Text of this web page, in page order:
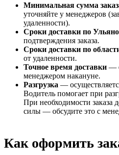
Минимальная сумма
уточняйте у менеджеров
удаленности).
Сроки доставки по
подтверждения заказа.
Сроки доставки по
от удаленности.
Точное время доставки —
менеджером накануне.
Разгрузка —
Водитель помогает при
При необходимости заказа
силы — обсудите это с
Как оформить